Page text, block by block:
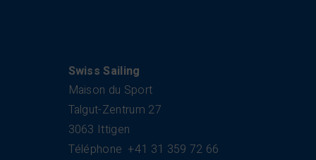
Swiss Sailing
Maison du Sport
Talgut-Zentrum 27
3063 Ittigen
Téléphone +41 31 359 72 66